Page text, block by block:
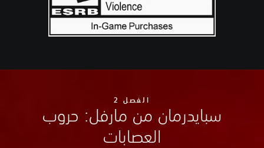
الفصل 2
سبايدرمان من مارفل: حروب
العصابات